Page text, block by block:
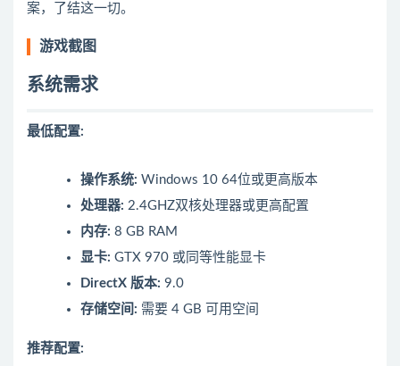
案，了结这一切。
游戏截图
系统需求
最低配置:
操作系统: Windows 10 64位或更高版本
处理器: 2.4GHZ双核处理器或更高配置
内存: 8 GB RAM
显卡: GTX 970 或同等性能显卡
DirectX 版本: 9.0
存储空间: 需要 4 GB 可用空间
推荐配置: